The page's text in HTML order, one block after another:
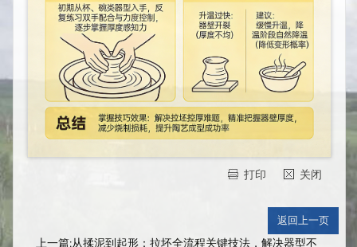
打印 关闭
上一篇:从揉泥到起形：拉坯全流程关键技法，解决器型不